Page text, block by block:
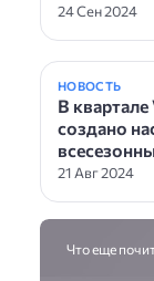
24 Сен 2024
НОВОСТЬ
В
создано
21 Авг 2024
Что еще